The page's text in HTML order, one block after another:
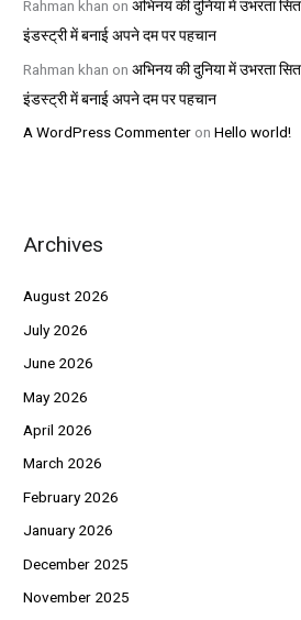
Rahman khan onअभिनय की दुनिया में उभरता
इंडस्ट्री में बनाई अपने दम पर पहचान
Rahman khan onअभिनय की दुनिया में उभरता
इंडस्ट्री में बनाई अपने दम पर पहचान
A WordPress Commenter onHello world!
Archives
August 2026
July 2026
June 2026
May 2026
April 2026
March 2026
February 2026
January 2026
December 2025
November 2025